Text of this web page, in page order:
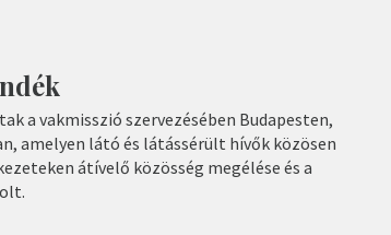
a vakmisszió szervezésében Budapesten,
amelyen látó és látássérült hívők közösen
átívelő közösség megélése és a